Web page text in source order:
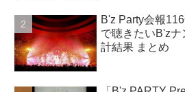
B'z Party会報
で聴きたいB'z
計結果 まとめ